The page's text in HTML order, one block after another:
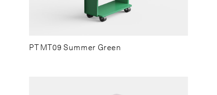
PT MT09 Summer Green